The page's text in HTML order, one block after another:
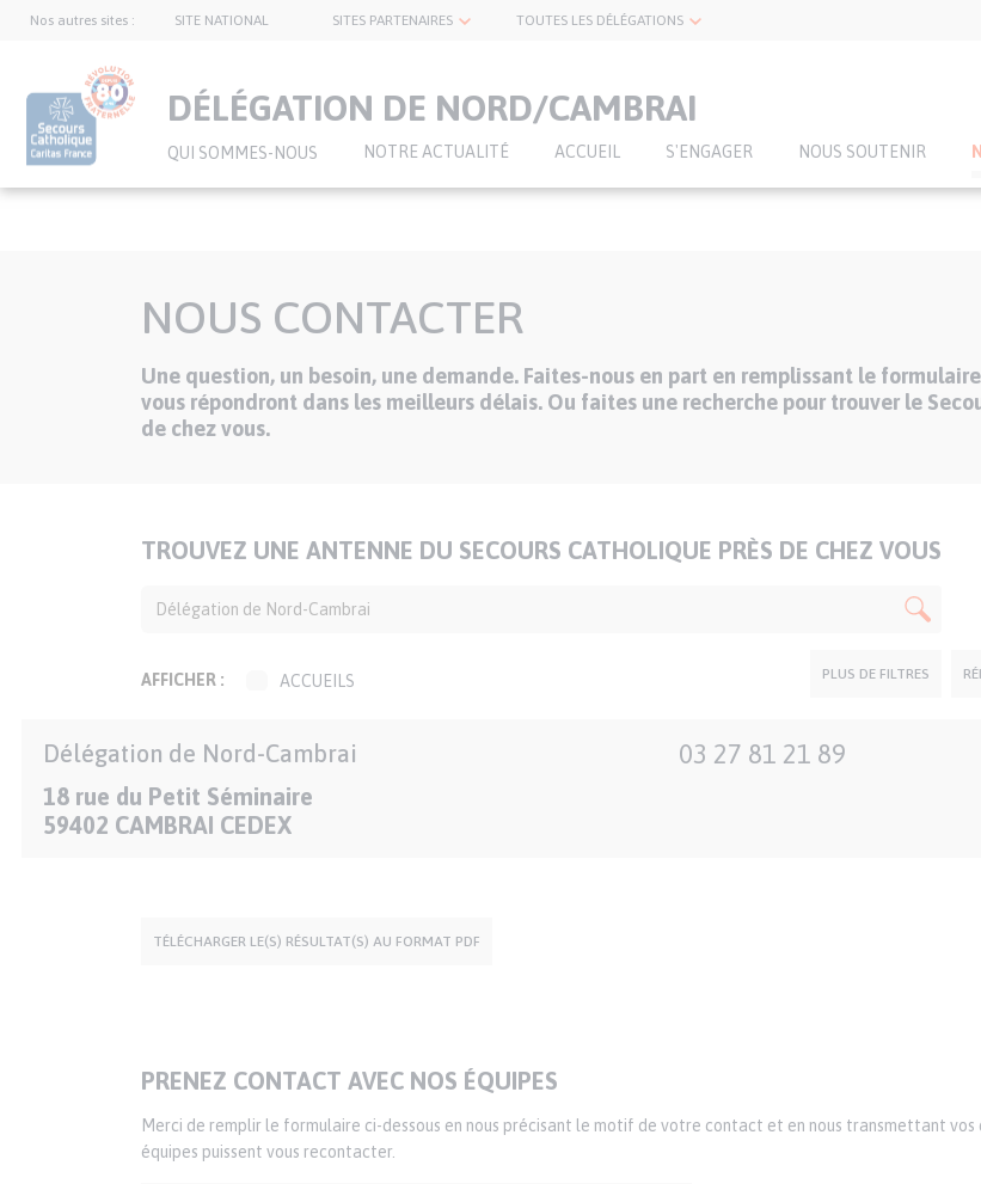
Nos autres sites : SITE NATIONAL SITES PARTENAIRES TOUTES LES DÉLÉGATIONS
DÉLÉGATION DE NORD/CAMBRAI
QUI SOMMES-NOUS NOTRE ACTUALITÉ ACCUEIL S'ENGAGER NOUS SOUTENIR
NOUS CONTACTER
Texte
Une question, un besoin, une demande. Faites-nous en part en remplissant le
vous répondront dans les meilleurs délais. Ou faites une recherche pour trouver le
de chez vous.
TITRE
LA
CARTE
TROUVEZ UNE ANTENNE DU SECOURS CATHOLIQUE PRÈS DE CHEZ VOUS
AFFICHER :
ACCUEILS
ACCUEILS DE RUE
ADMINISTRATION
BOUTIQUES SOLIDAIRES
JARDINS SOLIDAIRES
SIÈGE DÉLÉGATION
PLUS DE FILTRES
Délégation de Nord-Cambrai 03 27 81 21 89
18 rue du Petit Séminaire
59402 CAMBRAI CEDEX
TÉLÉCHARGER LE(S) RÉSULTAT(S) AU FORMAT PDF
TITRE
FORMULAIRE
PRENEZ CONTACT AVEC NOS ÉQUIPES
Texte
d'introduction
Merci de remplir le formulaire ci-dessous en nous précisant le motif de votre contact et en nous transmettant vos
équipes puissent vous recontacter.